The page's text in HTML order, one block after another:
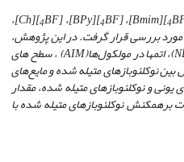
4
][
Bmim
]،[
4BF
][
BPy]، [ 4BF
][
Ch]،
311 مورد بررسی قرار گرفت. در این پژوهش،
)،اتم­ها در مولکول‌ها(AIM) ،سطح­های
نوکلئوبازهای متیله شده و مایع‌های
و نوکلئوبازهای متیله شده، مقدار
برهمکنش نوکلئوبازهای متیله شدهبا